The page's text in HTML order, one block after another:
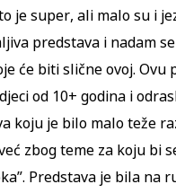
je super, ali malo su i
predstava i nadam
će biti slične ovoj. Ovu
od 10+ godina i
koju je bilo malo teže
zbog teme za koju bi
Predstava je bila na